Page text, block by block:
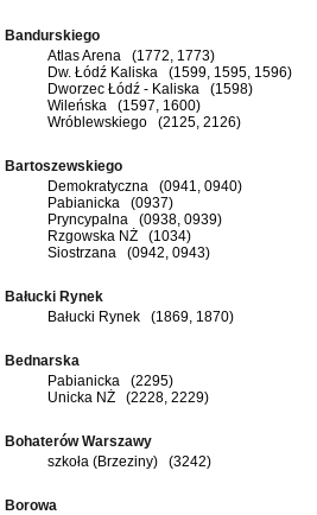
Bandurskiego
Atlas Arena (1772, 1773)
Dw. Łódź Kaliska (1599, 1595, 1596)
Dworzec Łódź - Kaliska (1598)
Wileńska (1597, 1600)
Wróblewskiego (2125, 2126)
Bartoszewskiego
Demokratyczna (0941, 0940)
Pabianicka (0937)
Pryncypalna (0938, 0939)
Rzgowska NŻ (1034)
Siostrzana (0942, 0943)
Bałucki Rynek
Bałucki Rynek (1869, 1870)
Bednarska
Pabianicka (2295)
Unicka NŻ (2228, 2229)
Bohaterów Warszawy
szkoła (Brzeziny) (3242)
Borowa